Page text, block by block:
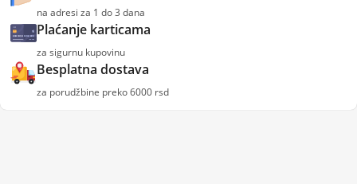
na adresi za 1 do 3 dana
Plaćanje karticama
za sigurnu kupovinu
Besplatna dostava
za porudžbine preko 6000 rsd